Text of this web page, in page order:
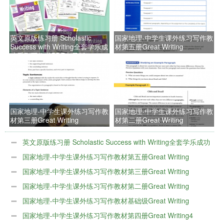
英文原版练习册 Scholastic
Success with Writing全套学乐成
功系列写作书PDF电子版
国家地理-中学生课外练习写作教
材第五册Great Writing
国家地理-中学生课外练习写作教
材第三册Great Writing
国家地理-中学生课外练习写作教
材第二册Great Writing
英文原版练习册 Scholastic Success with Writing全套学乐成功
系列写作书PDF电子版
国家地理-中学生课外练习写作教材第五册Great Writing
国家地理-中学生课外练习写作教材第三册Great Writing
国家地理-中学生课外练习写作教材第二册Great Writing
国家地理-中学生课外练习写作教材基础级Great Writing
国家地理-中学生课外练习写作教材第四册Great Writing4